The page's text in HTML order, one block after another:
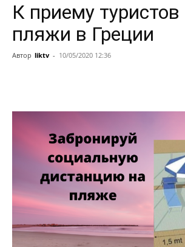
К приему туристов
пляжи в Греции
Автор liktv - 10/05/2020 12:36